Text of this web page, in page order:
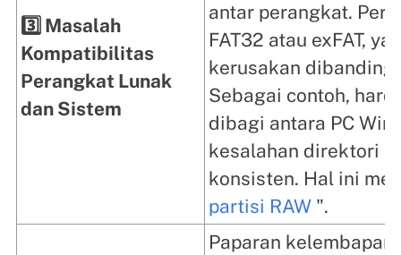
3️⃣ Masalah
Kompatibilitas
Perangkat Lunak
dan Sistem
antar perangkat.
FAT32 atau exFAT,
kerusakan
Sebagai contoh,
dibagi antara PC
kesalahan direktori
konsisten. Hal ini
partisi RAW ".
Paparan